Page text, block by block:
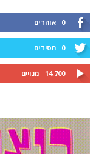
0 אוהדים
0 חסידים
14,700 מנויים